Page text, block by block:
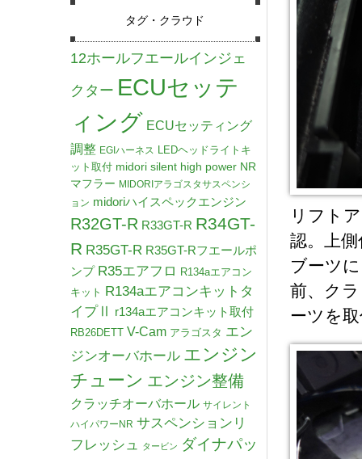
リフト
認。上
ブーツ
前、ク
ーツを
タグ・クラウド
12ホールフエールインジェ
クター ECUセッテ
ィング ECUセッティング
調整 EGIハーネス LEDヘッドライトキ
ット取付 midori silent high power NR
マフラー MIDORIアラゴスタサスペンシ
ョン midoriハイスペックエンジン
R32GT-R R33GT-R R34GT-
R R35GT-R R35GT-Rフエールポ
ンプ R35エアフロ R134aエアコン
キット R134aエアコンキットタ
イプⅡ
r134aエアコンキット取付
RB26DETT V-Cam アラゴスタ エン
ジンオーバホール エンジン
チューン エンジン整備
クラッチオーバホール サイレント
ハイパワーNR サスペンションリ
フレッシュ
タービン ダイナパッ